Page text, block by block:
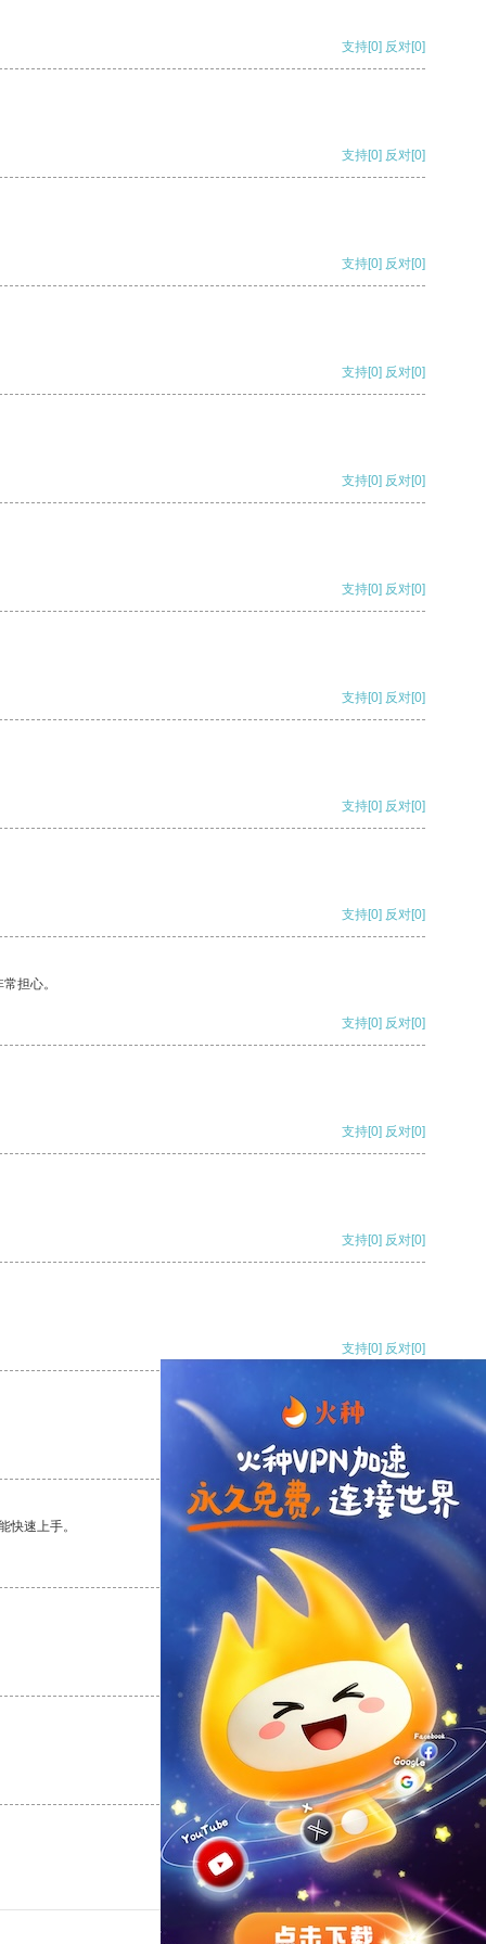
支持[0] 反对[0]
支持[0] 反对[0]
支持[0] 反对[0]
支持[0] 反对[0]
支持[0] 反对[0]
支持[0] 反对[0]
支持[0] 反对[0]
支持[0] 反对[0]
支持[0] 反对[0]
担心。
支持[0] 反对[0]
支持[0] 反对[0]
支持[0] 反对[0]
支持[0] 反对[0]
支持[0] 反对
快速上手。
支持
反对 [0]
支持[0] 反对[0]